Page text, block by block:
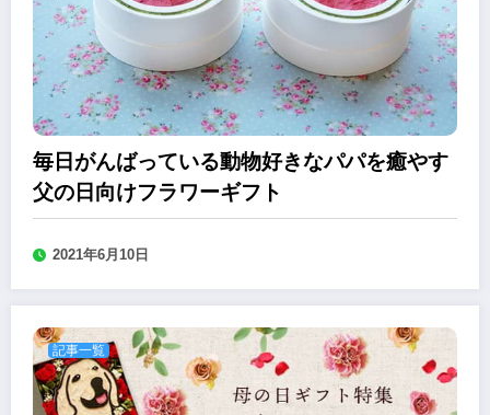
毎日がんばっている動物好きなパパを癒やす
父の日向けフラワーギフト
2021年6月10日
記事一覧